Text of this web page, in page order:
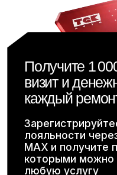
Сертификаты аккредитации